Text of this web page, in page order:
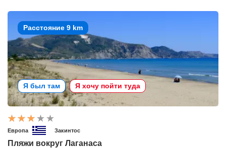
Расстояние 9 km
Я был там Я хочу пойти туда
Европа Закинтос
Пляжи вокруг Лаганаса